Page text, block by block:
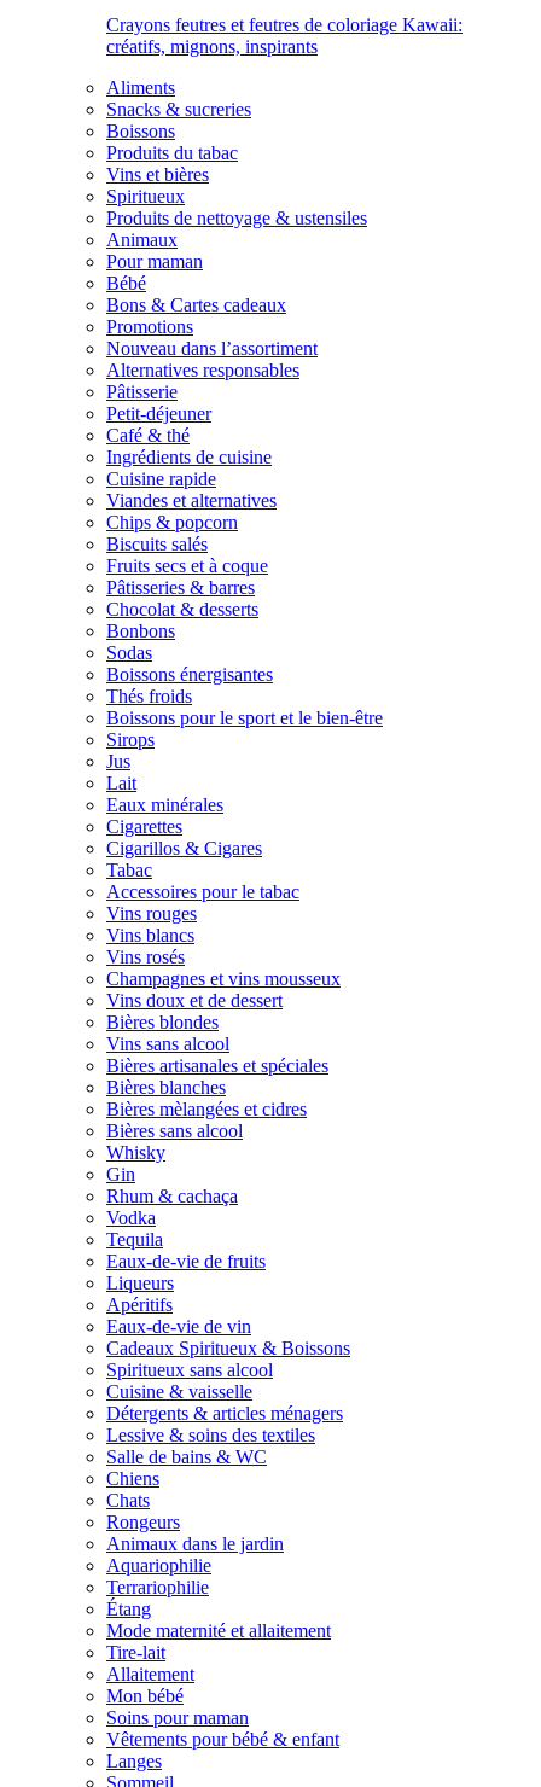
Crayons feutres et feutres de coloriage Kawaii:
créatifs, mignons, inspirants
Aliments
Snacks & sucreries
Boissons
Produits du tabac
Vins et bières
Spiritueux
Produits de nettoyage & ustensiles
Animaux
Pour maman
Bébé
Bons & Cartes cadeaux
Promotions
Nouveau dans l’assortiment
Alternatives responsables
Pâtisserie
Petit-déjeuner
Café & thé
Ingrédients de cuisine
Cuisine rapide
Viandes et alternatives
Chips & popcorn
Biscuits salés
Fruits secs et à coque
Pâtisseries & barres
Chocolat & desserts
Bonbons
Sodas
Boissons énergisantes
Thés froids
Boissons pour le sport et le bien-être
Sirops
Jus
Lait
Eaux minérales
Cigarettes
Cigarillos & Cigares
Tabac
Accessoires pour le tabac
Vins rouges
Vins blancs
Vins rosés
Champagnes et vins mousseux
Vins doux et de dessert
Bières blondes
Vins sans alcool
Bières artisanales et spéciales
Bières blanches
Bières mèlangées et cidres
Bières sans alcool
Whisky
Gin
Rhum & cachaça
Vodka
Tequila
Eaux-de-vie de fruits
Liqueurs
Apéritifs
Eaux-de-vie de vin
Cadeaux Spiritueux & Boissons
Spiritueux sans alcool
Cuisine & vaisselle
Détergents & articles ménagers
Lessive & soins des textiles
Salle de bains & WC
Chiens
Chats
Rongeurs
Animaux dans le jardin
Aquariophilie
Terrariophilie
Étang
Mode maternité et allaitement
Tire-lait
Allaitement
Mon bébé
Soins pour maman
Vêtements pour bébé & enfant
Langes
Sommeil